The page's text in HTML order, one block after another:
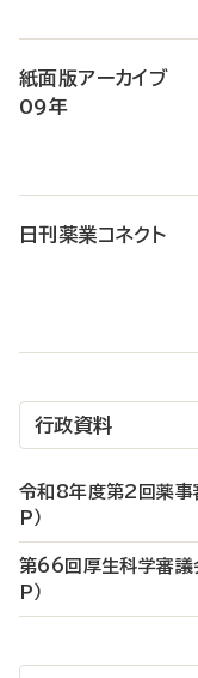
紙面版アーカイ
09年
日刊薬業コネクト
行政資料
令和8年度第2回薬事
P）
第66回厚生科学審議
P）